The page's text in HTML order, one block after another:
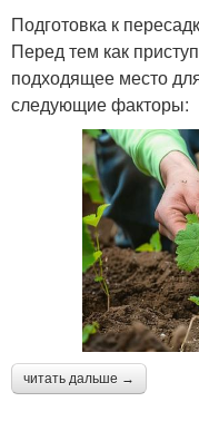
Подготовка к
Перед тем как
подходящее место
следующие факторы:
читать дальше →